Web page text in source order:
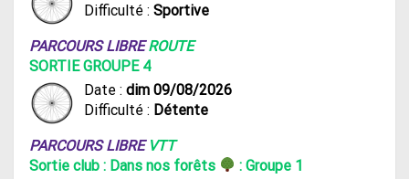
Difficulté : Sportive
PARCOURS LIBREROUTE
SORTIE GROUPE 4
Date : dim 09/08/2026
Difficulté : Détente
PARCOURS LIBRE VTT
Sortie club : Dans nos forêts
: Groupe 1